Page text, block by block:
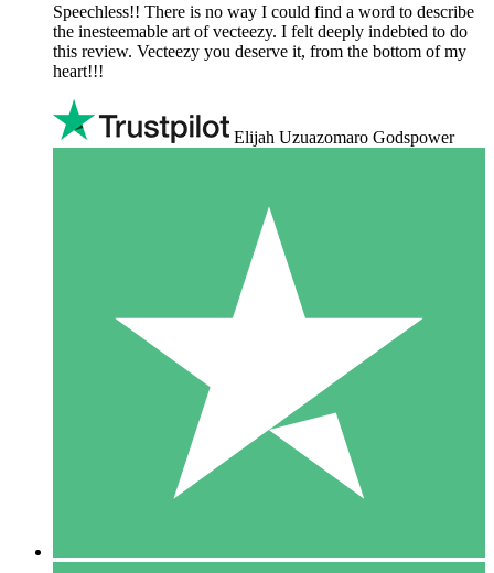
Speechless!! There is no way I could find a word to describe
the inesteemable art of vecteezy. I felt deeply indebted to do
this review. Vecteezy you deserve it, from the bottom of my
heart!!!
Elijah Uzuazomaro Godspower